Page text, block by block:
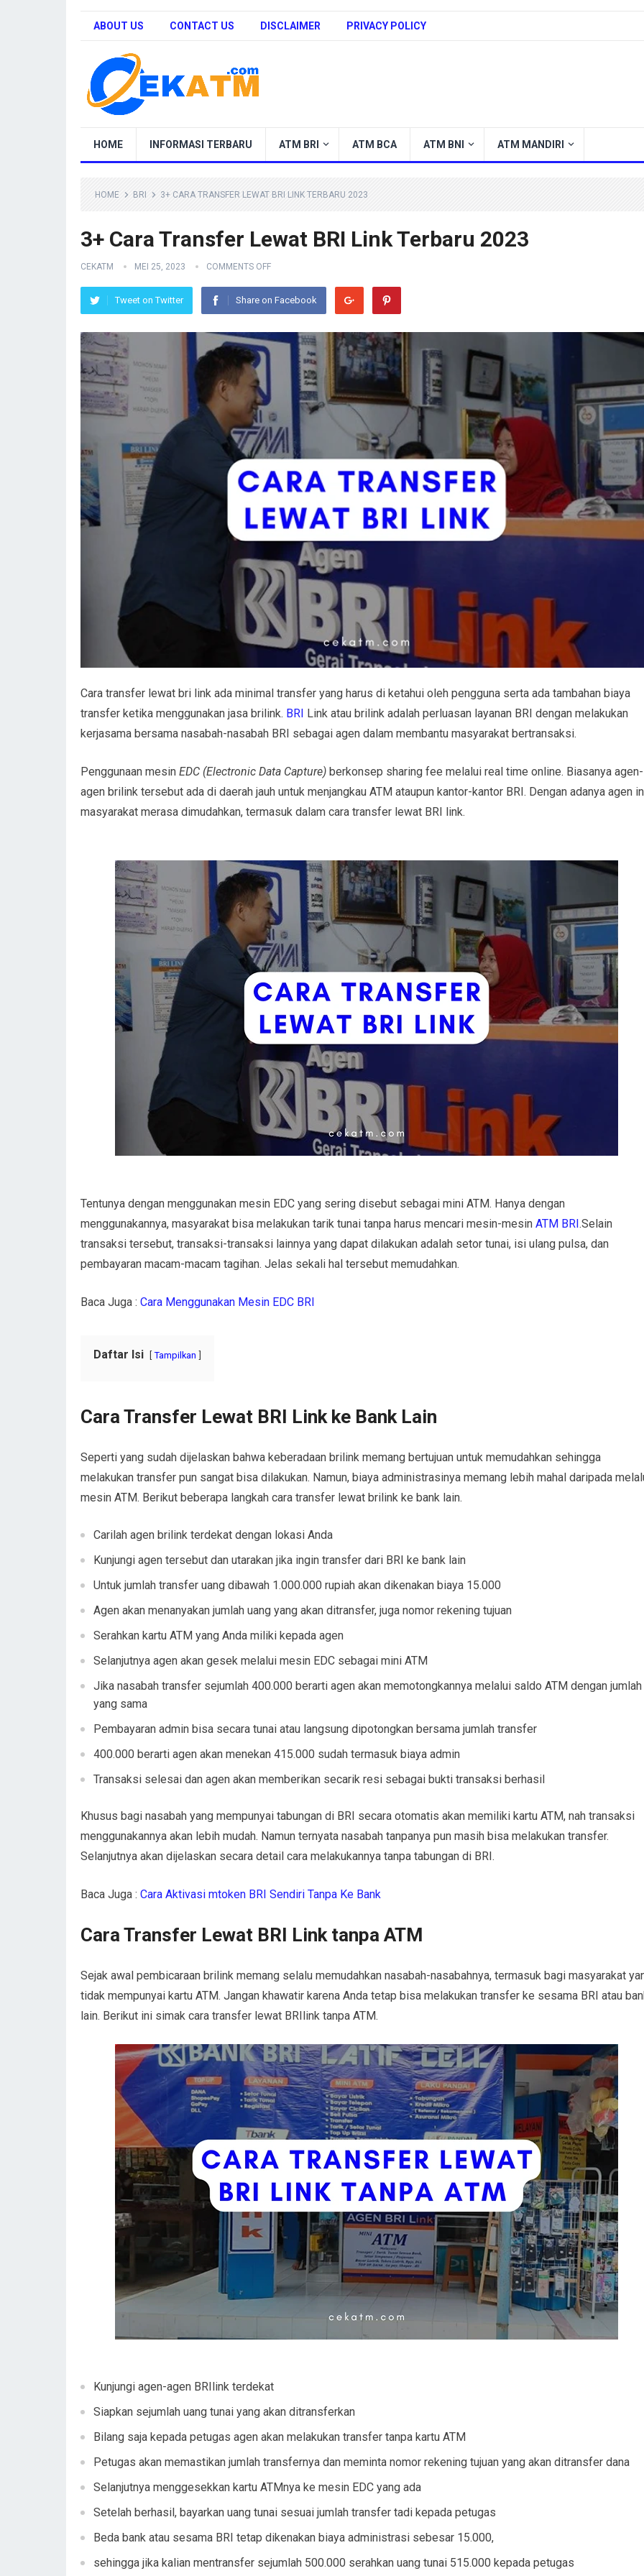
ABOUT US CONTACT US DISCLAIMER PRIVACY POLICY
HOME INFORMASI TERBARU ATM BRI ATM BCA ATM BNI ATM MANDIRI
HOME BRI 3+ CARA TRANSFER LEWAT BRI LINK TERBARU 2023
3+ Cara Transfer Lewat BRI Link Terbaru 2023
CEKATM MEI 25, 2023 COMMENTS OFF
Tweet on Twitter Share on Facebook
Cara transfer lewat bri link ada minimal transfer yang harus di ketahui oleh pengguna serta ada tambahan biaya
transfer ketika menggunakan jasa brilink. BRI
Link atau brilink adalah perluasan layanan BRI dengan melakukan
kerjasama bersama nasabah-nasabah BRI sebagai agen dalam membantu masyarakat bertransaksi.
Penggunaan mesin EDC (Electronic Data Capture) berkonsep sharing fee melalui real time online. Biasanya agen-
agen brilink tersebut ada di daerah jauh untuk menjangkau ATM ataupun kantor-kantor BRI. Dengan adanya agen
masyarakat merasa dimudahkan, termasuk dalam cara transfer lewat BRI link.
Tentunya dengan menggunakan mesin EDC yang sering disebut sebagai mini ATM. Hanya dengan
menggunakannya, masyarakat bisa melakukan tarik tunai tanpa harus mencari mesin-mesin ATM BRI .Selain
transaksi tersebut, transaksi-transaksi lainnya yang dapat dilakukan adalah setor tunai, isi ulang pulsa, dan
pembayaran macam-macam tagihan. Jelas sekali hal tersebut memudahkan.
Baca Juga : Cara Menggunakan Mesin EDC BRI
Daftar Isi Tampilkan
Cara Transfer Lewat BRI Link ke Bank Lain
Seperti yang sudah dijelaskan bahwa keberadaan brilink memang bertujuan untuk memudahkan sehingga
melakukan transfer pun sangat bisa dilakukan. Namun, biaya administrasinya memang lebih mahal daripada
mesin ATM. Berikut beberapa langkah cara transfer lewat brilink ke bank lain.
Carilah agen brilink terdekat dengan lokasi Anda
Kunjungi agen tersebut dan utarakan jika ingin transfer dari BRI ke bank lain
Untuk jumlah transfer uang dibawah 1.000.000 rupiah akan dikenakan biaya 15.000
Agen akan menanyakan jumlah uang yang akan ditransfer, juga nomor rekening tujuan
Serahkan kartu ATM yang Anda miliki kepada agen
Selanjutnya agen akan gesek melalui mesin EDC sebagai mini ATM
Jika nasabah transfer sejumlah 400.000 berarti agen akan memotongkannya melalui saldo ATM dengan jumlah
yang sama
Pembayaran admin bisa secara tunai atau langsung dipotongkan bersama jumlah transfer
400.000 berarti agen akan menekan 415.000 sudah termasuk biaya admin
Transaksi selesai dan agen akan memberikan secarik resi sebagai bukti transaksi berhasil
Khusus bagi nasabah yang mempunyai tabungan di BRI secara otomatis akan memiliki kartu ATM, nah transaksi
menggunakannya akan lebih mudah. Namun ternyata nasabah tanpanya pun masih bisa melakukan transfer.
Selanjutnya akan dijelaskan secara detail cara melakukannya tanpa tabungan di BRI.
Baca Juga : Cara Aktivasi mtoken BRI Sendiri Tanpa Ke Bank
Cara Transfer Lewat BRI Link tanpa ATM
Sejak awal pembicaraan brilink memang selalu memudahkan nasabah-nasabahnya, termasuk bagi masyarakat
tidak mempunyai kartu ATM. Jangan khawatir karena Anda tetap bisa melakukan transfer ke sesama BRI atau
lain. Berikut ini simak cara transfer lewat BRIlink tanpa ATM.
Kunjungi agen-agen BRIlink terdekat
Siapkan sejumlah uang tunai yang akan ditransferkan
Bilang saja kepada petugas agen akan melakukan transfer tanpa kartu ATM
Petugas akan memastikan jumlah transfernya dan meminta nomor rekening tujuan yang akan ditransfer dana
Selanjutnya menggesekkan kartu ATMnya ke mesin EDC yang ada
Setelah berhasil, bayarkan uang tunai sesuai jumlah transfer tadi kepada petugas
Beda bank atau sesama BRI tetap dikenakan biaya administrasi sebesar 15.000,
sehingga jika kalian mentransfer sejumlah 500.000 serahkan uang tunai 515.000 kepada petugas